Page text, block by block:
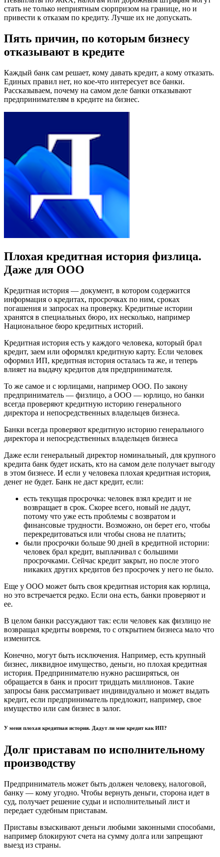
стать не только неприятным сюрпризом на границе, но и
привести к отказам по кредиту. Лучше их не допускать.
Пять причин, по которым бизнесу
отказывают в кредите
Каждый банк сам решает, кому давать кредит, а кому отказать.
Единых правил нет, но кое-что интересует все банки.
Рассказываем, почему на самом деле банки отказывают
предпринимателям в кредите на бизнес.
Плохая кредитная история физлица.
Даже для ООО
Кредитная история — документ, в котором содержится
информация о кредитах, просрочках по ним, сроках
погашения и запросах на проверку. Кредитные истории
хранятся в специальных бюро, их несколько, например
Национальное бюро кредитных историй.
Кредитная история есть у каждого человека, который брал
кредит, заем или оформлял кредитную карту. Если человек
оформил ИП, кредитная история осталась та же, и теперь
влияет на выдачу кредитов для предпринимателя.
То же самое и с юрлицами, например ООО. По закону
предприниматель — физлицо, а ООО — юрлицо, но банки
всегда проверяют кредитную историю генерального
директора и непосредственных владельцев бизнеса.
Банки всегда проверяют кредитную историю генерального
директора и непосредственных владельцев бизнеса
Даже если генеральный директор номинальный, для крупного
кредита банк будет искать, кто на самом деле получает выгоду
в этом бизнесе. И если у человека плохая кредитная история,
денег не будет. Банк не даст кредит, если:
есть текущая просрочка: человек взял кредит и не
возвращает в срок. Скорее всего, новый не дадут,
потому что уже есть проблемы с возвратом и
финансовые трудности. Возможно, он берет его, чтобы
перекредитоваться или чтобы снова не платить;
были просрочки больше 90 дней в кредитной истории:
человек брал кредит, выплачивал с большими
просрочками. Сейчас кредит закрыт, но после этого
никаких других кредитов без просрочек у него не было.
Еще у ООО может быть своя кредитная история как юрлица,
но это встречается редко. Если она есть, банки проверяют и
ее.
В целом банки рассуждают так: если человек как физлицо не
возвращал кредиты вовремя, то с открытием бизнеса мало что
изменится.
Конечно, могут быть исключения. Например, есть крупный
бизнес, ликвидное имущество, деньги, но плохая кредитная
история. Предпринимателю нужно расширяться, он
обращается в банк и просит тридцать миллионов. Такие
запросы банк рассматривает индивидуально и может выдать
кредит, если предприниматель предложит, например, свое
имущество или сам бизнес в залог.
У меня плохая кредитная история. Дадут ли мне кредит как ИП?
Долг приставам по исполнительному
производству
Предприниматель может быть должен человеку, налоговой,
банку — кому угодно. Чтобы вернуть деньги, сторона идет в
суд, получает решение судьи и исполнительный лист и
передает судебным приставам.
Приставы взыскивают деньги любыми законными способами,
например блокируют счета на сумму долга или запрещают
выезд из страны.